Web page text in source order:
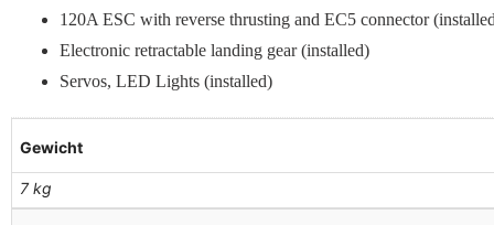
120A ESC with reverse thrusting and EC5 connector
Electronic retractable landing gear (installed)
Servos, LED Lights (installed)
Gewicht
7 kg